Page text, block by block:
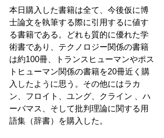
本日購入した書籍は全て、今後仮に博
士論文を執筆する際に引用するに値す
る書籍である。どれも質的に優れた学
術書であり、テクノロジー関係の書籍
は約100冊、トランスヒューマンやポス
トヒューマン関係の書籍を20冊近く購
入したように思う。その他にはラカ
ン、フロイト、ユング、クライン 、ハ
ーバマス、そして批判理論に関する用
語集（辞書）を購入した。